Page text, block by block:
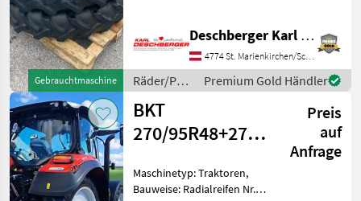
Gebrauchtmaschine
R 32 (9, 5R32) Räder mit 8-
Loch Felgen,
Innenlochkreis-Dm: 221
mm, Bolz
Deschberger Karl Landtechnik GesmbH & Co KG
4774 St. Marienkirchen/Schärding
Räder/Pneu/Felgen
/ Alliance
Premium Gold Händler
BKT
270/95R48+270/80R36
Preis
auf
Anfrage
Maschinetyp: Traktoren,
Bauweise: Radialreifen Nr.